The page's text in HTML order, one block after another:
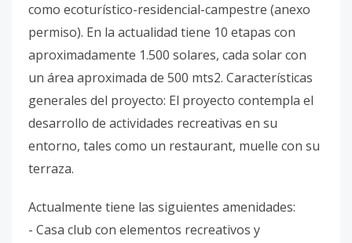
como ecoturístico-residencial-campestre (anexo
permiso). En la actualidad tiene 10 etapas con
aproximadamente 1.500 solares, cada solar con
un área aproximada de 500 mts2. Características
generales del proyecto: El proyecto contempla el
desarrollo de actividades recreativas en su
entorno, tales como un restaurant, muelle con su
terraza.
Actualmente tiene las siguientes amenidades:
- Casa club con elementos recreativos y